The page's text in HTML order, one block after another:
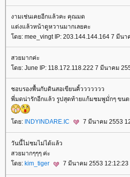
งามเช่นเคยอีกแล้วคะ คุณมด
ต่งแล้วหน้าดูหวานมากเลยคะ
ดย: mee_vingt IP: 203.144.144.164 7 มีนา
สวยมากค่ะ
ดย: June IP: 118.172.118.222 7 มีนาคม
ชอบรองพื้นกับดินสอเขียนคิ้ววววววว
พี่มดน่ารักอีกแล้ว รูปสุดท้ายแก้มชมพูมั่กๆ ขนต
ดย: INDYINDARE.IC 7 มีนาคม 2553
วันนี้ไม่ชมไม่ได้แล้ว
สวยมากๆๆๆ ค่ะ
ดย: kim_tiger 7 มีนาคม 2553 12:12:23